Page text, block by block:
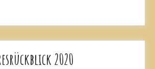
2020